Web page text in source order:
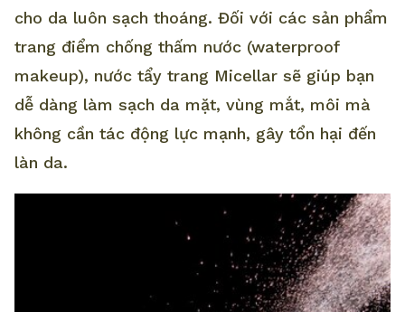
cho da luôn sạch thoáng. Đối với các sản phẩm
trang điểm chống thấm nước (waterproof
makeup), nước tẩy trang Micellar sẽ giúp bạn
dễ dàng làm sạch da mặt, vùng mắt, môi mà
không cần tác động lực mạnh, gây tổn hại đến
làn da.